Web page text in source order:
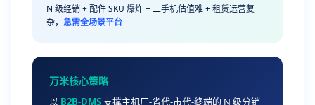
N 级经销 + 配件 SKU 爆炸 + 二手机估值难 + 租赁运营复
杂， 急需全场景平台
万米核心策略
以 B2B-DMS 支撑主机厂-省代-市代-终端的 N 级分销